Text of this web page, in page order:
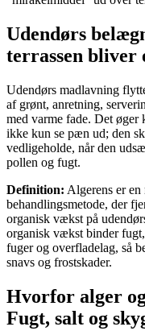
Udendørs
terrassen bliver
Udendørs madlavning
af grønt, anretning,
med varme fade. Det
ikke kun se pæn ud; den
vedligeholde, når den
pollen og fugt.
Definition: Algerens er
behandlingsmetode, der
organisk vækst på
organisk vækst binder
fuger og overfladelag, så
snavs og frostskader.
Hvorfor alger
Fugt, salt og